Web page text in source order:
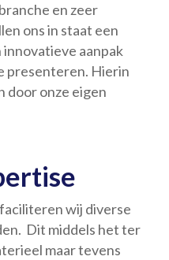
en zeer
ons in staat een
aanpak
presenteren. Hierin
door onze eigen
wij diverse
Dit middels het ter
maar tevens